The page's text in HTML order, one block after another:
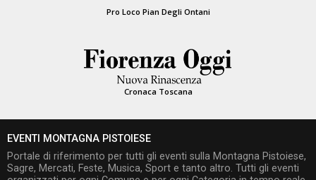
Pro Loco Pian Degli Ontani
Cronaca Toscana
EVENTI MONTAGNA PISTOIESE
Portale di riferimento per tutti gli eventi sulla Montagna Pistoiese,
Sagre, Mercati, Feste, Musica, Sport e tanto altro. Tutti gli eventi